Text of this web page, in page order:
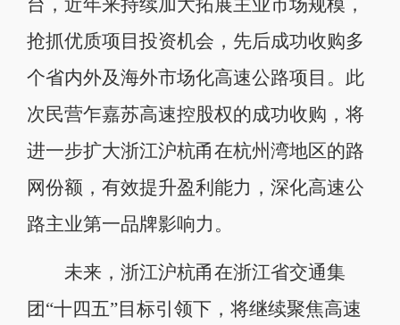
台，近年来持续加大拓展主业市场规模，
抢抓优质项目投资机会，先后成功收购多
个省内外及海外市场化高速公路项目。此
次民营乍嘉苏高速控股权的成功收购，将
进一步扩大浙江沪杭甬在杭州湾地区的路
网份额，有效提升盈利能力，深化高速公
路主业第一品牌影响力。
未来，浙江沪杭甬在浙江省交通集
团“十四五”目标引领下，将继续聚焦高速